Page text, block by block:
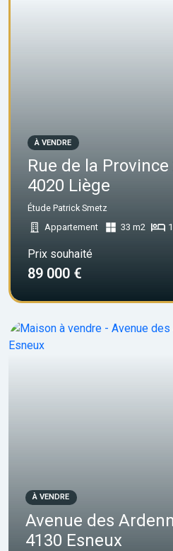
À VENDRE
Rue de la Province
4020 Liège
Étude Patrick Smetz
Appartement
33 m2
Prix souhaité
89 000 €
À VENDRE
Avenue des
4130 Esneux